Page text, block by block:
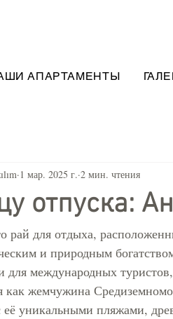
АПАРТАМЕНТЫ
отпуска:
1 мар. 2025 г. 2 мин. чтения
рай для отдыха,
и природным
для международных
как жемчужина
её уникальными пляжами,